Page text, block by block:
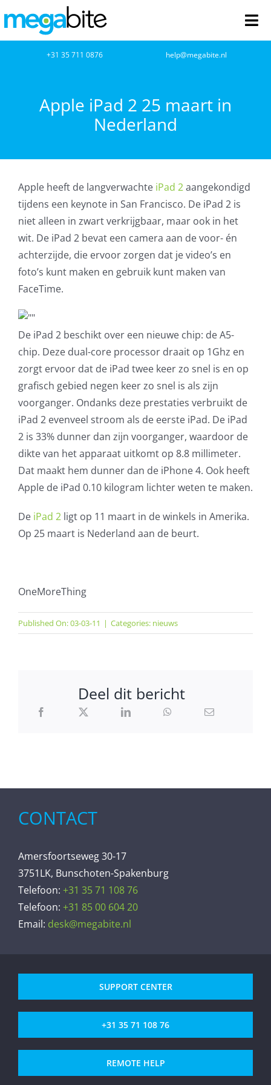
naar
inhoud
Netwerkbeheer
Cloud Computing
VOIP
Microsoft NCE
AVG
Office365
Glasvezelverbindingen
Microsoft software licenties
SLA overeenkomsten
Remote Help
WordPress SLA Contract
+31 35 711 0876 help@megabite.nl
Apple iPad 2 25 maart in
Nederland
Apple heeft de langverwachte iPad 2aangekondigd
tijdens een keynote in San Francisco. De iPad 2 is
niet alleen in zwart verkrijgbaar, maar ook in het
wit. De iPad 2 bevat een camera aan de voor- én
achterzijde, die ervoor zorgen dat je video’s en
foto’s kunt maken en gebruik kunt maken van
FaceTime.
De iPad 2 beschikt over een nieuwe chip: de A5-
chip. Deze dual-core processor draait op 1Ghz en
zorgt ervoor dat de iPad twee keer zo snel is en op
grafisch gebied negen keer zo snel is als zijn
voorganger. Ondanks deze prestaties verbruikt de
iPad 2 evenveel stroom als de eerste iPad. De iPad
2 is 33% dunner dan zijn voorganger, waardoor de
dikte van het apparaat uitkomt op 8.8 millimeter.
Dat maakt hem dunner dan de iPhone 4. Ook heeft
Apple de iPad 0.10 kilogram lichter weten te maken.
De iPad 2ligt op 11 maart in de winkels in Amerika.
Op 25 maart is Nederland aan de beurt.
OneMoreThing
Published On: 03-03-11 | Categories: nieuws
Deel dit bericht
CONTACT
Amersfoortseweg 30-17
3751LK, Bunschoten-Spakenburg
Telefoon: +31 35 71 108 76
Telefoon: +31 85 00 604 20
Email: desk@megabite.nl
SUPPORT CENTER
+31 35 71 108 76
REMOTE HELP